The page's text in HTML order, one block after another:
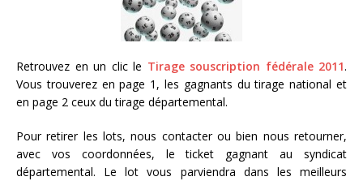
Retrouvez en un clic le Tirage souscription fédérale 2011.
Vous trouverez en page 1, les gagnants du tirage national et
en page 2 ceux du tirage départemental.
Pour retirer les lots, nous contacter ou bien nous retourner,
avec vos coordonnées, le ticket gagnant au syndicat
départemental. Le lot vous parviendra dans les meilleurs